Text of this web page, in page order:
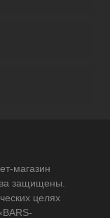
магазин
защищены.
целях